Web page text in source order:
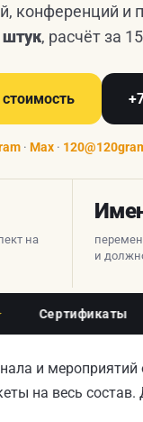
конференций и
штук, расчёт за
· Max ·
на
и
✦
и
на весь состав.